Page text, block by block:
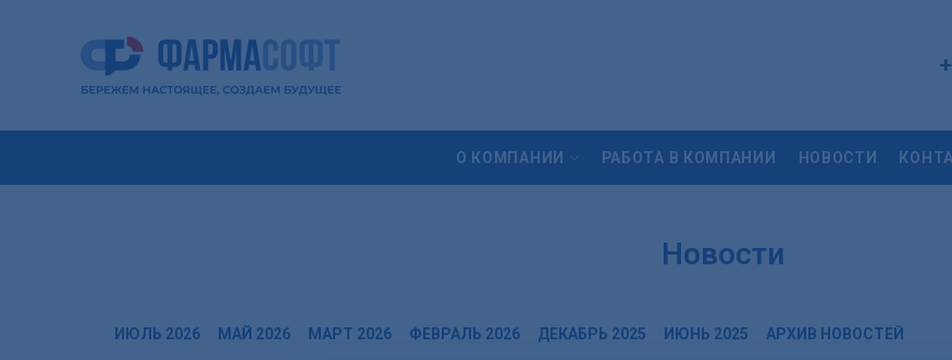
О КОМПАНИИ РАБОТА В КОМПАНИИ НОВОСТИ
Новости
ИЮЛЬ 2026 МАЙ 2026 МАРТ 2026 ФЕВРАЛЬ 2026 ДЕКАБРЬ 2025 ИЮНЬ 2025 АРХИВ НОВОСТЕЙ